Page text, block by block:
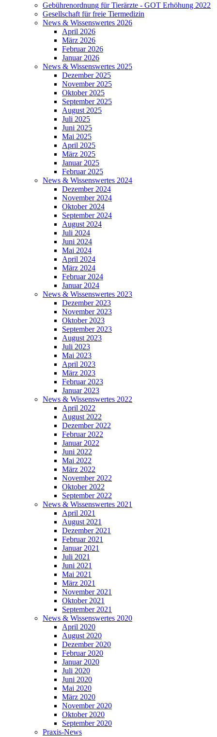
Gebührenordnung für Tierärzte - GOT Erhöhung 2022
Gesellschaft für freie Tiermedizin
News & Wissenswertes 2026
April 2026
März 2026
Februar 2026
Januar 2026
News & Wissenswertes 2025
Dezember 2025
November 2025
Oktober 2025
September 2025
August 2025
Juli 2025
Juni 2025
Mai 2025
April 2025
März 2025
Januar 2025
Februar 2025
News & Wissenswertes 2024
Dezember 2024
November 2024
Oktober 2024
September 2024
August 2024
Juli 2024
Juni 2024
Mai 2024
April 2024
März 2024
Februar 2024
Januar 2024
News & Wissenswertes 2023
Dezember 2023
November 2023
Oktober 2023
September 2023
August 2023
Juli 2023
Mai 2023
April 2023
März 2023
Februar 2023
Januar 2023
News & Wissenswertes 2022
April 2022
August 2022
Dezember 2022
Februar 2022
Januar 2022
Juni 2022
Mai 2022
März 2022
November 2022
Oktober 2022
September 2022
News & Wissenswertes 2021
April 2021
August 2021
Dezember 2021
Februar 2021
Januar 2021
Juli 2021
Juni 2021
Mai 2021
März 2021
November 2021
Oktober 2021
September 2021
News & Wissenswertes 2020
April 2020
August 2020
Dezember 2020
Februar 2020
Januar 2020
Juli 2020
Juni 2020
Mai 2020
März 2020
November 2020
Oktober 2020
September 2020
Praxis-News